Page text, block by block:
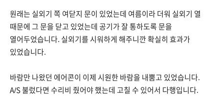
원래는 실외기 쪽 여닫지 문이 있었는데 여름이라 더워 실외기 열
때문에 그 문을 닫고 있었는데 공기가 잘 통하도록 문을
열어두었습니다. 실외기를 시워하게 해주니깐 확실히 효과가
있었습니다.
바람만 나왔던 에어콘이 이제 시원한 바람을 내뿜고 있었습니다.
A/S 불렀다면 수리비 줬어야 했는데 고칠 수 있어서 다행입니다.